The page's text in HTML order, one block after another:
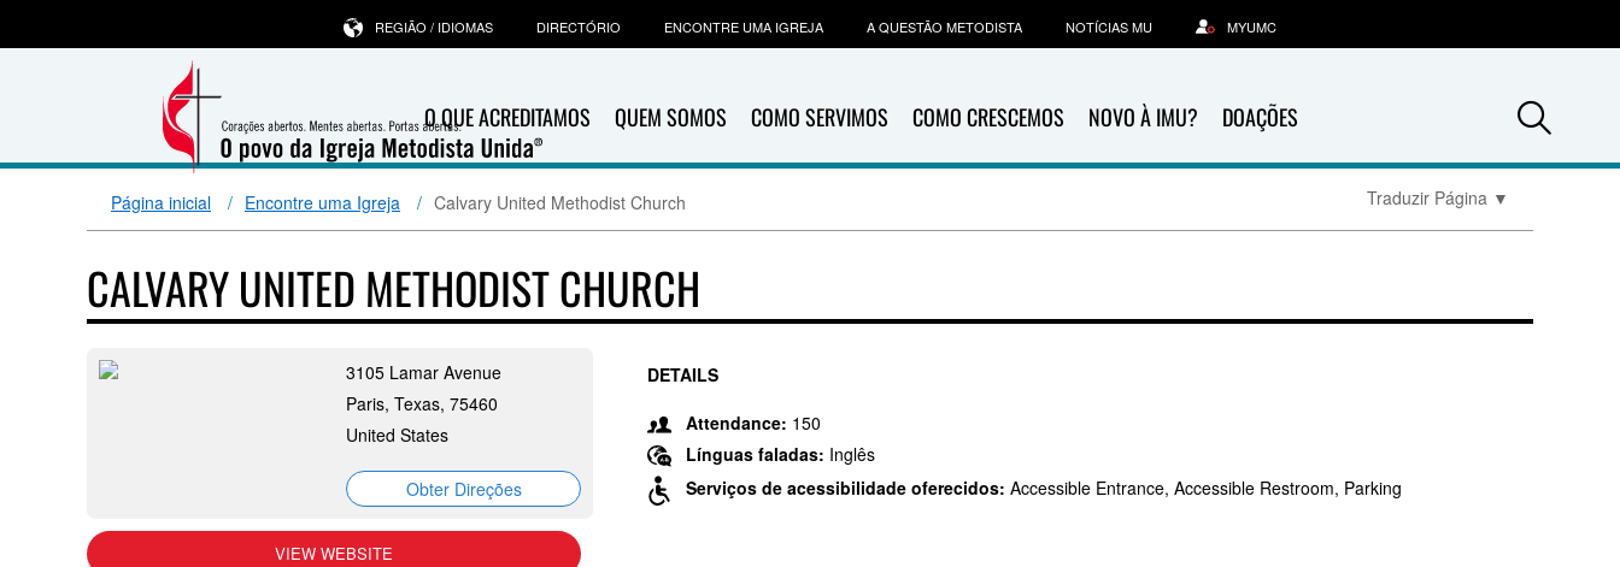
O QUE ACREDITAMOS QUEM SOMOS COMO SERVIMOS COMO CRESCEMOS NOVO À IMU? DOAÇÕES
REGIÃO / IDIOMAS DIRECTÓRIO ENCONTRE UMA IGREJA A QUESTÃO METODISTA NOTÍCIAS MU MYUMC
Página inicial Encontre uma Igreja Calvary United Methodist Church Traduzir Página ▼
CALVARY UNITED METHODIST CHURCH
3105 Lamar Avenue
Paris, Texas, 75460
United States
Obter Direções
VIEW WEBSITE
DETAILS
Attendance: 150
Línguas faladas: Inglês
Serviços de acessibilidade oferecidos: Accessible Entrance, Accessible Restroom, Parking